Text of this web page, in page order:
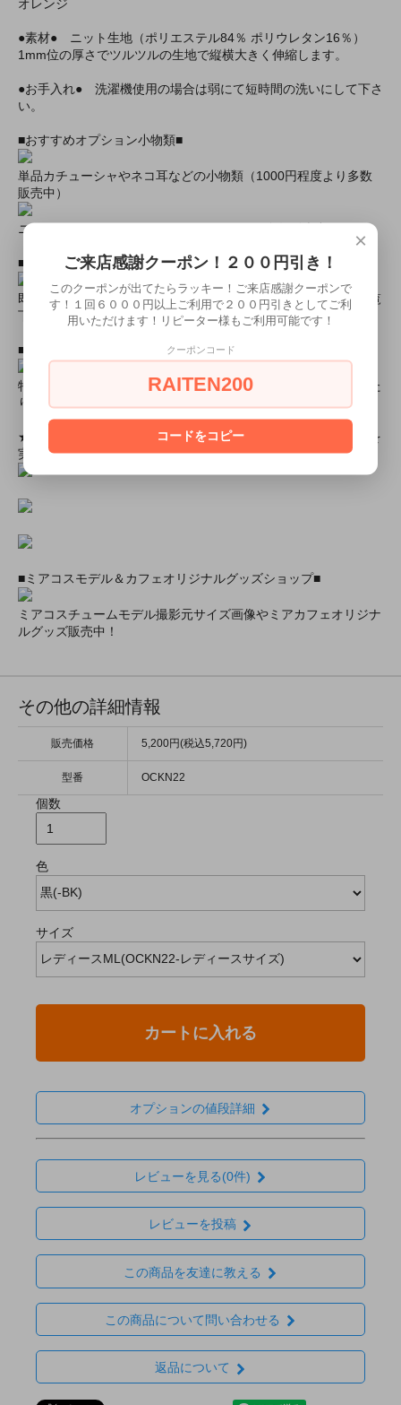
オレンジ
●素材● ニット生地（ポリエステル84％ ポリウレタン16％）
1mm位の厚さでツルツルの生地で縦横大きく伸縮します。
●お手入れ● 洗濯機使用の場合は弱にて短時間の洗いにして下さ
い。
■おすすめオプション小物類■
単品カチューシャやネコ耳などの小物類（1000円程度より多数
販売中）
ニーハイソックス、タイツなど（500円より多数販売中！）
■すぐに商品が欲しい！！という方■
即日配達商品一覧がございますので、よろしければそちらをご覧
下さいませ。
■とにかく安くて高品質な商品が欲しい！という方■
特別割引商品を掲載しています！最大８０％引きの商品もあった
りします！
★ミアカフェ・ミアリラではミアコス衣装を着用したイベントを
実施中★
■ミアコスモデル＆カフェオリジナルグッズショップ■
ミアコスチュームモデル撮影元サイズ画像やミアカフェオリジナ
ルグッズ販売中！
その他の詳細情報
販売価格 5,200円(税込5,720円)
型番 OCKN22
個数
色
サイズ
カートに入れる
オプションの値段詳細
レビューを見る(0件)
レビューを投稿
この商品を友達に教える
この商品について問い合わせる
返品について
×
ご来店感謝クーポン！２００円引き！
このクーポンが出てたらラッキー！ご来店感謝クーポンで
す！１回６０００円以上ご利用で２００円引きとしてご利
用いただけます！リピーター様もご利用可能です！
クーポンコード
RAITEN200
コードをコピー